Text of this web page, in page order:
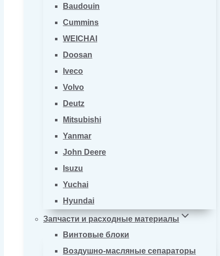
Baudouin
Cummins
WEICHAI
Doosan
Iveco
Volvo
Deutz
Mitsubishi
Yanmar
John Deere
Isuzu
Yuchai
Hyundai
Запчасти и расходные материалы
Винтовые блоки
Воздушно-масляные сепараторы